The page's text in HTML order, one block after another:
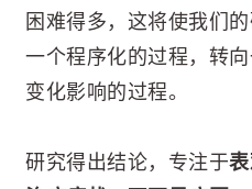
困难得多，这将使我们
一个程序化的过程，转
变化影响的过程。
研究得出结论，专注于